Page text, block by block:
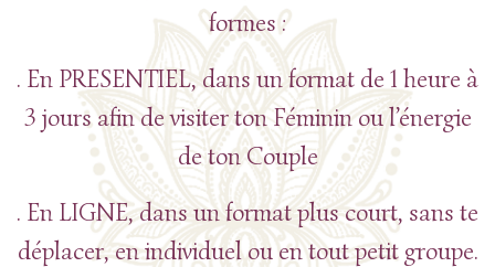
formes :
. En PRESENTIEL, dans un format de 1 heure à
3 jours afin de visiter ton Féminin ou l’énergie
de ton Couple
. En LIGNE, dans un format plus court, sans te
déplacer, en individuel ou en tout petit groupe.